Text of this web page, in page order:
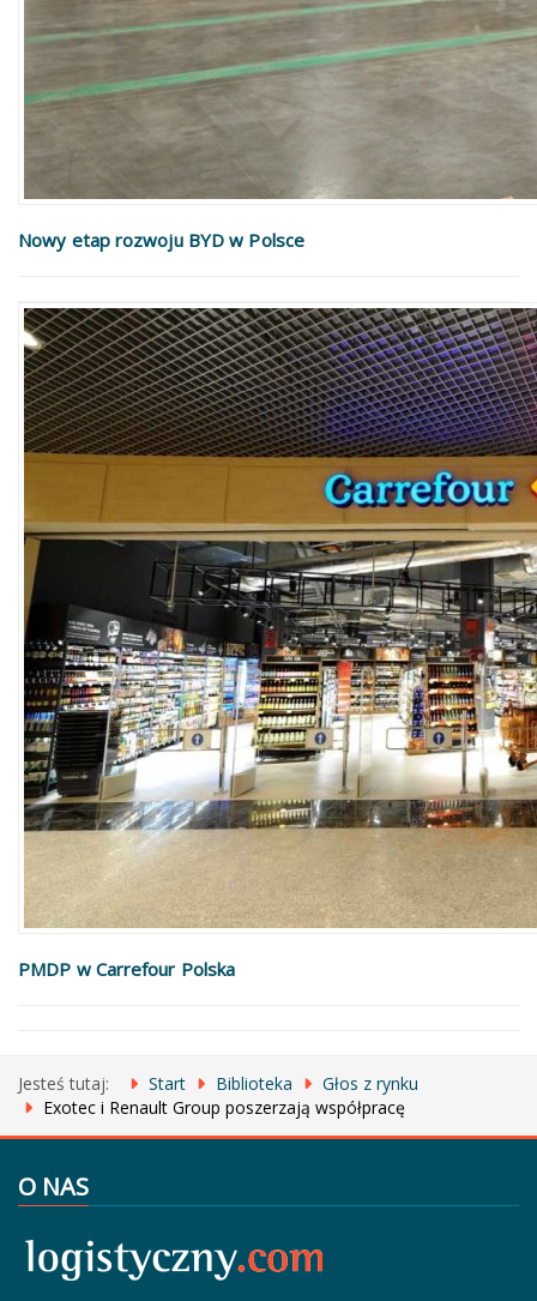
Nowy etap rozwoju BYD w Polsce
PMDP w Carrefour Polska
Jesteś tutaj: Start Biblioteka
Głos z rynku
Exotec i Renault Group poszerzają współpracę
O NAS